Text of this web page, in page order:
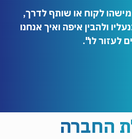
לקוח או שותף לדרך,
ולהבין איפה ואיך אנחנו
לעזור לו".
החברה